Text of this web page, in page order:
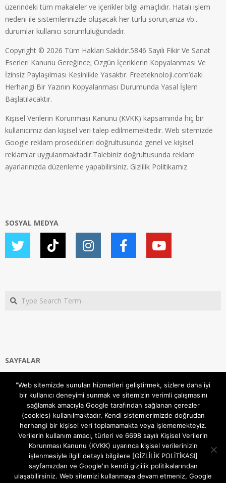
üzerindeki tüm makaleler ve içerikler bilgi amaçlıdır. Hatalı işlem
nedeni ile sistemlerinizde oluşacak her türlü sorun,arıza vb..
durumlar kullanıcı sorumluluğundadır.
Copyright © 2026 Tüm Hakları Saklıdır.5846 Sayılı Fikir Ve Sanat
Eserleri Kanunu Gereğince; Özgün İçeriklerin Kopyalanması Ve
İzinsiz Paylaşılması Kesinlikle Yasaktır. Freeteknoloji.com’daki
Herhangi Bir Yazının Kopyalanması Durumunda Yasal İşlem
Başlatılacaktır.
Kişisel Verilerin Korunması Kanunu (KVKK) kapsamında hiç bir
kullanıcımız dan kişisel veri talep edilmemektedir. Web sitemizde
Google reklam prosedürleri doğrultusunda genel ve kişisel
reklamlar uygulanmaktadır.Talebiniz doğrultusunda reklam
ayarlarınızda düzenleme yapabilirsiniz. Gizlilik Politikamız
SOSYAL MEDYA
Search
SAYFALAR
Gizlilik ve Çerezler (Cookies) Politikası
Hakkımızda
İletişim Kanalları
MODEM KURULUM
TEKNİK DESTEK
TELEVİZYON SİSTEMLERİ
"Web sitemizde sunulan hizmetleri geliştirmek, sizlere daha iyi
bir kullanıcı deneyimi sunmak ve sitemizin verimli çalışmasını
sağlamak amacıyla Google tarafından sağlanan çerezler
(cookies) kullanılmaktadır. Kendi sistemlerimizde doğrudan
herhangi bir kişisel veri toplamamakta veya işlememekteyiz.
Verilerin kullanım amacı, türleri ve 6698 sayılı Kişisel Verilerin
Korunması Kanunu (KVKK) uyarınca kişisel verilerinizin
işlenmesiyle ilgili detaylı bilgilere [GİZLİLİK POLİTİKASI]
sayfamızdan ve Google'ın kendi gizlilik politikalarından
ulaşabilirsiniz. Web sitemizi kullanmaya devam etmeniz, Google